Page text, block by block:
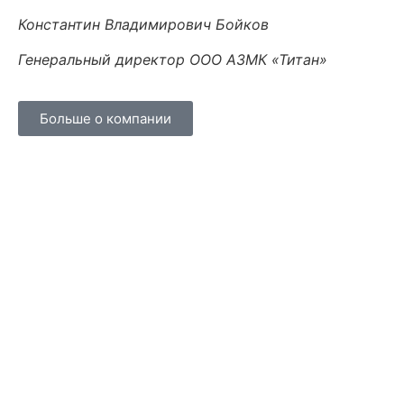
Константин Владимирович Бойков
Генеральный директор ООО АЗМК «Титан»
Больше о компании